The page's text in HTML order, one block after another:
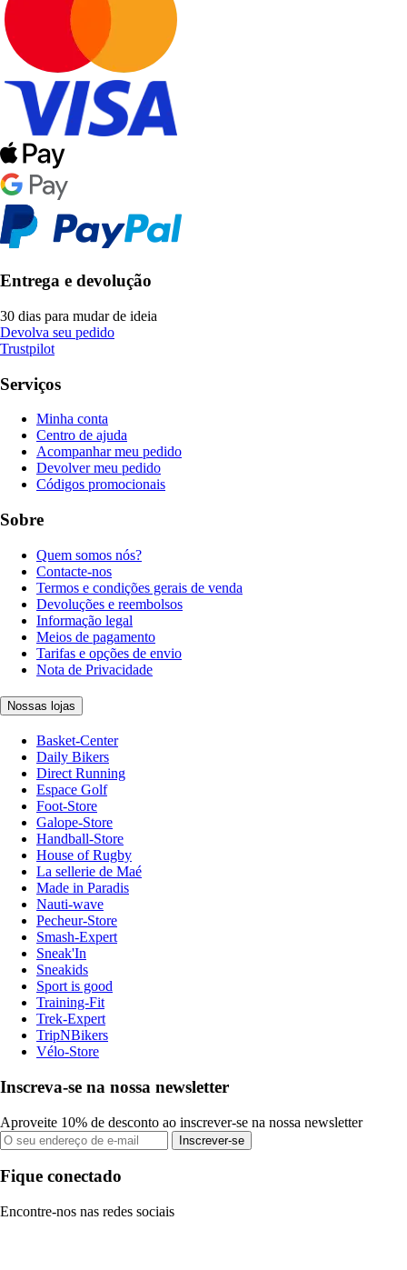
Entrega e devolução
30 dias para mudar de ideia
Devolva seu pedido
Trustpilot
Serviços
Minha conta
Centro de ajuda
Acompanhar meu pedido
Devolver meu pedido
Códigos promocionais
Sobre
Quem somos nós?
Contacte-nos
Termos e condições gerais de venda
Devoluções e reembolsos
Informação legal
Meios de pagamento
Tarifas e opções de envio
Nota de Privacidade
Nossas lojas
Basket-Center
Daily Bikers
Direct Running
Espace Golf
Foot-Store
Galope-Store
Handball-Store
House of Rugby
La sellerie de Maé
Made in Paradis
Nauti-wave
Pecheur-Store
Smash-Expert
Sneak'In
Sneakids
Sport is good
Training-Fit
Trek-Expert
TripNBikers
Vélo-Store
Inscreva-se na nossa newsletter
Aproveite 10% de desconto ao inscrever-se na nossa newsletter
Inscrever-se
Fique conectado
Encontre-nos nas redes sociais